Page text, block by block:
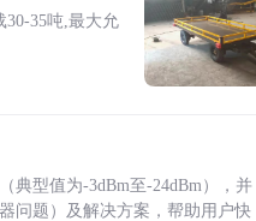
30-35吨,最大允
典型值为-3dBm至-24dBm），并
问题）及解决方案，帮助用户快